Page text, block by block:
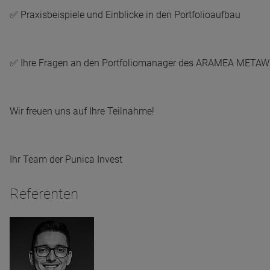
✅ Praxisbeispiele und Einblicke in den Portfolioaufbau
✅ Ihre Fragen an den Portfoliomanager des ARAMEA
Wir freuen uns auf Ihre Teilnahme!
Ihr Team der Punica Invest
Referenten
Name
CPref